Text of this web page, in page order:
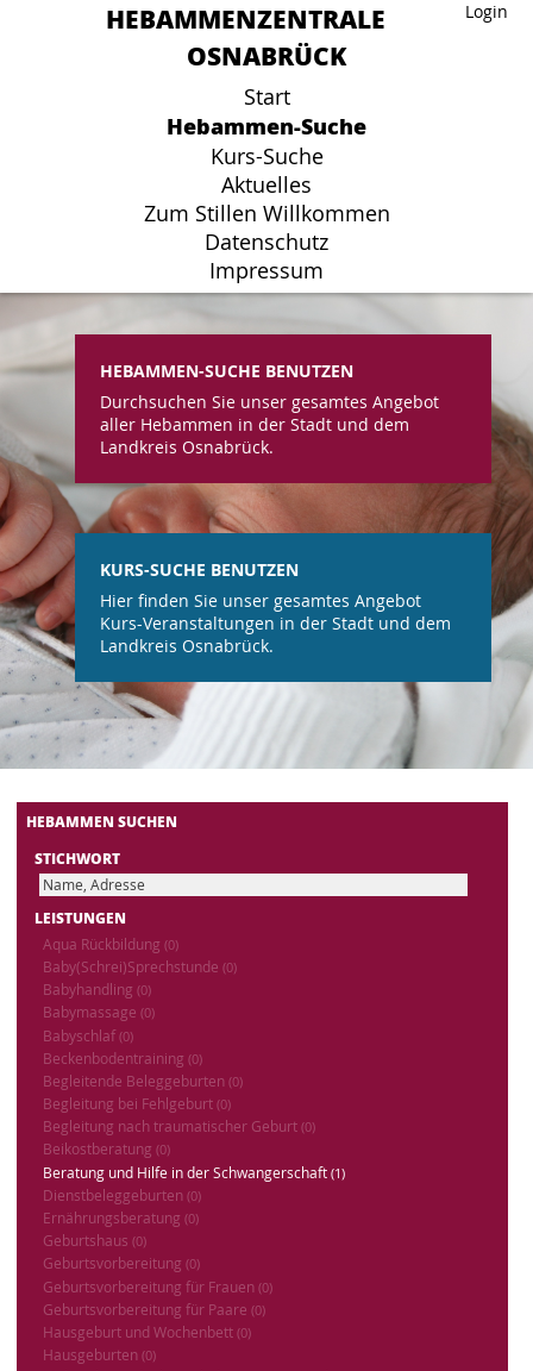
Login
HEBAMMENZENTRALE
OSNABRÜCK
Start
Hebammen-Suche
Kurs-Suche
Aktuelles
Zum Stillen Willkommen
Datenschutz
Impressum
Login
HEBAMMENZENTRALE
OSNABRÜCK
Start
Hebammen-Suche
Kurs-Suche
Aktuelles
Zum Stillen Willkommen
Datenschutz
Impressum
HEBAMMEN-SUCHE BENUTZEN
Durchsuchen Sie unser gesamtes Angebot
aller Hebammen in der Stadt und dem
Landkreis Osnabrück.
KURS-SUCHE BENUTZEN
Hier finden Sie unser gesamtes Angebot
Kurs-Veranstaltungen in der Stadt und dem
Landkreis Osnabrück.
HEBAMMEN SUCHEN
STICHWORT
LEISTUNGEN
Aqua Rückbildung (0)
Baby(Schrei)Sprechstunde (0)
Babyhandling (0)
Babymassage (0)
Babyschlaf (0)
Beckenbodentraining (0)
Begleitende Beleggeburten (0)
Begleitung bei Fehlgeburt (0)
Begleitung nach traumatischer Geburt (0)
Beikostberatung (0)
Beratung und Hilfe in der Schwangerschaft (1)
Dienstbeleggeburten (0)
Ernährungsberatung (0)
Geburtshaus (0)
Geburtsvorbereitung (0)
Geburtsvorbereitung für Frauen (0)
Geburtsvorbereitung für Paare (0)
Hausgeburt und Wochenbett (0)
Hausgeburten (0)